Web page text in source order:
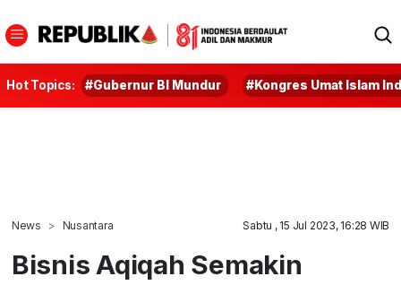
Hot Topics: #Gubernur BI Mundur #Kongres Umat Islam
News Nusantara Sabtu , 15 Jul 2023, 16:28 WIB
Bisnis Aqiqah Semakin